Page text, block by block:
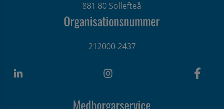
881 80 Sollefteå
Organisationsnummer
212000-2437
Medborgarservice